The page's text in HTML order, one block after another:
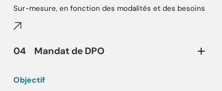
Sur-mesure, en fonction des modalités et des besoins
04 Mandat de DPO
Objectif